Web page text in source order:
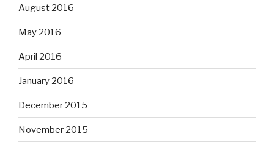
August 2016
May 2016
April 2016
January 2016
December 2015
November 2015